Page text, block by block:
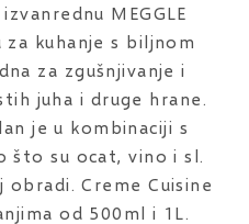
MEGGLE
za kuhanje s biljnom
za zgušnjivanje i
juha i druge hrane.
je u kombinaciji s
što su ocat, vino i sl.
Creme Cuisine
od 500ml i 1L.